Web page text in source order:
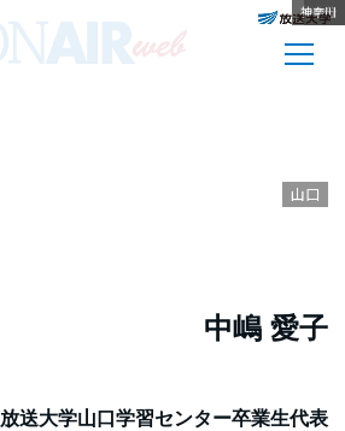
山口
中嶋 愛子
放送大学山口学習センター卒業生代表
鳥取
長崎
宮崎
京都
新潟
山梨
高知
島根
静岡
和歌山
大分
神奈川